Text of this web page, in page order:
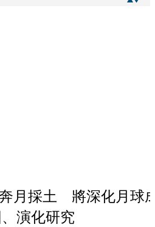
奔月採土 將深化月球
演化研究